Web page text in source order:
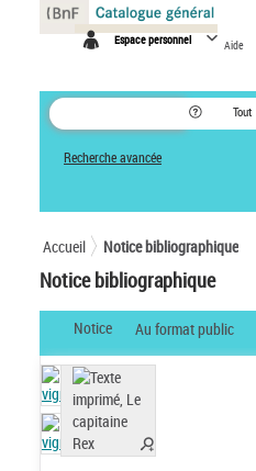
Espace personnel Aide
Tout
Recherche avancée
Accueil Notice bibliographique
Notice bibliographique
Notice Au format public
Panneau de gestion des cookies